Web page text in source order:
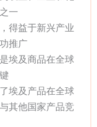
一
得益于新兴产业
推广
埃及商品在全球
埃及产品在全球
其他国家产品竞